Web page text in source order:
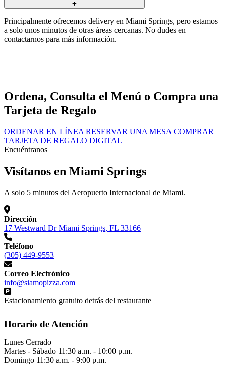
Principalmente ofrecemos delivery en Miami Springs, pero estamos
a solo unos minutos de otras áreas cercanas. No dudes en
contactarnos para más información.
Ordena, Consulta el Menú o Compra una
Tarjeta de Regalo
ORDENAR EN LÍNEA RESERVAR UNA MESA COMPRAR
TARJETA DE REGALO DIGITAL
Encuéntranos
Visítanos en Miami Springs
A solo 5 minutos del Aeropuerto Internacional de Miami.
Dirección
17 Westward Dr Miami Springs, FL 33166
Teléfono
(305) 449-9553
Correo Electrónico
info@siamopizza.com
Estacionamiento gratuito detrás del restaurante
Horario de Atención
Lunes Cerrado
Martes - Sábado 11:30 a.m. - 10:00 p.m.
Domingo 11:30 a.m. - 9:00 p.m.